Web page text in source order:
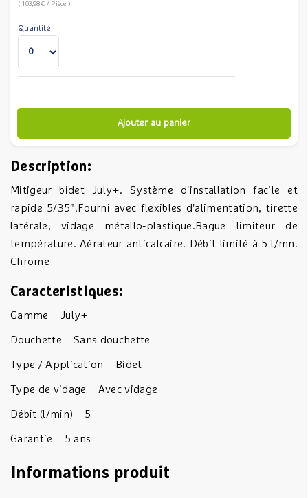
(103,98€/ Pièce )
Quantité
Ajouter au panier
Description:
Mitigeur bidet July+. Système d'installation facile et
rapide 5/35".Fourni avec flexibles d'alimentation, tirette
latérale, vidage métallo-plastique.Bague limiteur de
température. Aérateur anticalcaire. Débit limité à 5 l/mn.
Chrome
Caracteristiques:
Gamme July+
Douchette Sans douchette
Type / Application Bidet
Type de vidage Avec vidage
Débit (l/min) 5
Garantie 5 ans
Informations produit